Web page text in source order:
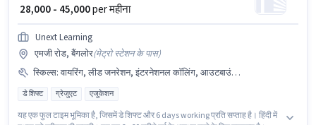
₹ 28,000 - 45,000per महीना
Unext Learning
एमजी रोड, बैंगलोर(मेट्रो स्टेशन के पास)
स्किल्स: वायरिंग, लीड जनरेशन, इंटरनेशनल कॉलिंग, आउटबाउंड/कोल्ड कॉलिंग, डोमेस्टिक कॉलिंग, कम्युनिकेशन स्किल
डे शिफ्ट ग्रेजुएट एजुकेशन
यह एक फुल टाइम भूमिका है, जिसमें डे शिफ्ट और 6 days working प्रति सप्ताह है। हिंदी में